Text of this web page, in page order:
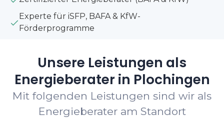
Experte für iSFP, BAFA & KfW-
Förderprogramme
Unsere Leistungen als
Energieberater in Plochingen
Mit folgenden Leistungen sind wir als
Energieberater am Standort